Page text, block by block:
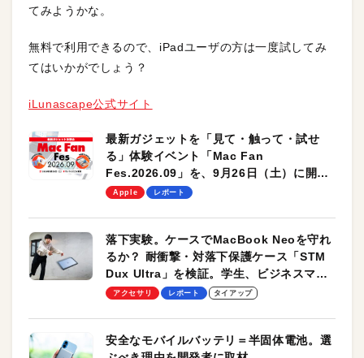
てみようかな。
無料で利用できるので、iPadユーザの方は一度試してみ
てはいかがでしょう？
iLunascape公式サイト
最新ガジェットを「見て・触って・試せ
る」体験イベント「Mac Fan
Fes.2026.09」を、9月26日（土）に開催
します！
Apple レポート
落下実験。ケースでMacBook Neoを守れ
るか？ 耐衝撃・対落下保護ケース「STM
Dux Ultra」を検証。学生、ビジネスマン
のモバイルユースに最適！
アクセサリ レポート タイアップ
安全なモバイルバッテリ＝半固体電池。選